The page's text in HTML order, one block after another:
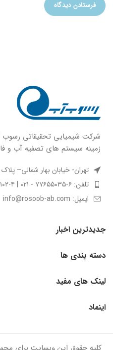
شركت شيميايى تحقیقاتی رسوب
زمينه سيستم هاى تصفيه آب و
تهران- خیابان بهار شمالی– پلاک ۲۱۹- واحد ۲
تلفن: ۶-۷۷۶۵۵۰۳۵ - ۰۲۱ | ۴-۷۷۶۴۶۱۰۲ - ۰۲۱
ایمیل: info@rosoob-ab.com
جدیدترین اخبار
دسته بندی ها
لینک های مفید
اینماد